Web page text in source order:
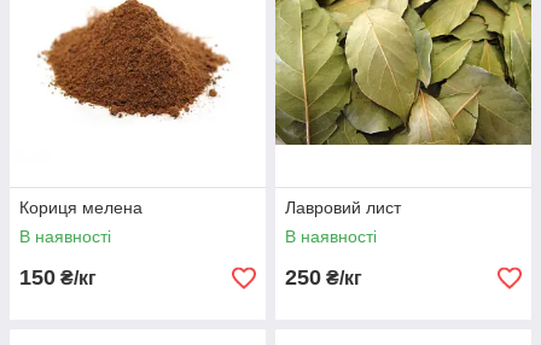
Кориця мелена
В наявності
150 ₴/кг
Лавровий лист
В наявності
250 ₴/кг